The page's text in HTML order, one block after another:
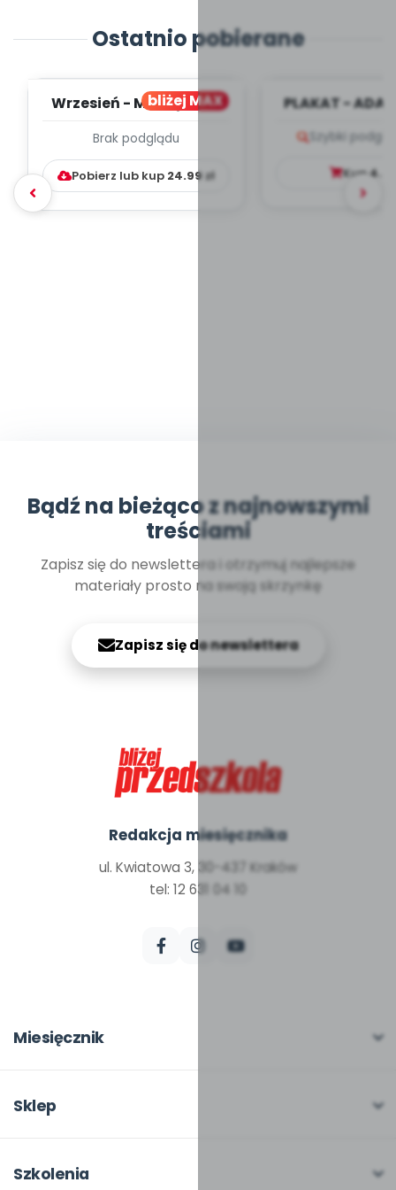
Ostatnio pobierane
bliżej MAX
Wrzesień - MIESIĘCZNY
WYCHOWAWCZO –
DYDAKTYC...
Brak podglądu
Pobierz lub kup 24.99 zł
PLAKAT -
Szybki
Kup
Bądź na bieżąco z najnowszymi
treściami
Zapisz się do newslettera i otrzymuj najlepsze
materiały prosto na swoją skrzynkę
Zapisz się do newslettera
Redakcja miesięcznika
ul. Kwiatowa 3, 30-437 Kraków
tel: 12 631 04 10
Miesięcznik
W numerze
Pomoce dydaktyczne
Sklep
Moje zakupy
Szkolenia